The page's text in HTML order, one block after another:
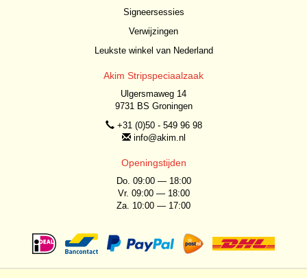
Signeersessies
Verwijzingen
Leukste winkel van Nederland
Akim Stripspeciaalzaak
Ulgersmaweg 14
9731 BS Groningen
+31 (0)50 - 549 96 98
info@akim.nl
Openingstijden
Do. 09:00 — 18:00
Vr. 09:00 — 18:00
Za. 10:00 — 17:00